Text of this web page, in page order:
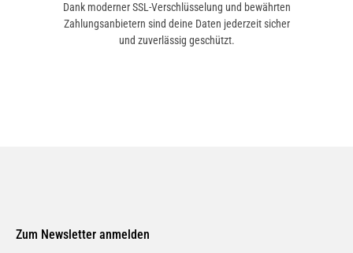
Dank moderner SSL-Verschlüsselung und bewährten
Zahlungsanbietern sind deine Daten jederzeit sicher
und zuverlässig geschützt.
Zum Newsletter anmelden